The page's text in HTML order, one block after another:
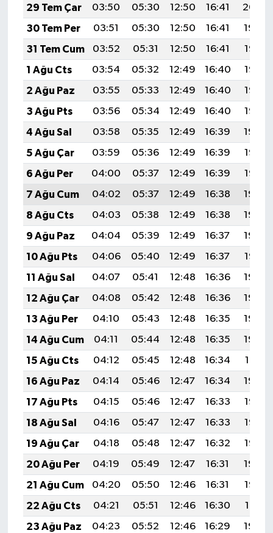
29 Tem Çar
03:50 05:30 12:50 16:41
20:00
30 Tem Per
03:51 05:30 12:50 16:41
19:59
31 Tem Cum
03:52 05:31 12:50 16:41
19:58
1 Ağu Cts
03:54 05:32 12:49 16:40
19:57
2 Ağu Paz
03:55 05:33 12:49 16:40
19:56
3 Ağu Pts
03:56 05:34 12:49 16:40
19:55
4 Ağu Sal
03:58 05:35 12:49 16:39
19:54
5 Ağu Çar
03:59 05:36 12:49 16:39
19:53
6 Ağu Per
04:00 05:37 12:49 16:39
19:52
7 Ağu Cum
04:02 05:37 12:49 16:38
19:50
8 Ağu Cts
04:03 05:38 12:49 16:38
19:49
9 Ağu Paz
04:04 05:39 12:49 16:37
19:48
10 Ağu Pts
04:06 05:40 12:49 16:37
19:47
11 Ağu Sal
04:07 05:41 12:48 16:36
19:46
12 Ağu Çar
04:08 05:42 12:48 16:36
19:44
13 Ağu Per
04:10 05:43 12:48 16:35
19:43
14 Ağu Cum
04:11 05:44 12:48 16:35
19:42
15 Ağu Cts
04:12 05:45 12:48 16:34
19:41
16 Ağu Paz
04:14 05:46 12:47 16:34
19:39
17 Ağu Pts
04:15 05:46 12:47 16:33
19:38
18 Ağu Sal
04:16 05:47 12:47 16:33
19:37
19 Ağu Çar
04:18 05:48 12:47 16:32
19:35
20 Ağu Per
04:19 05:49 12:47 16:31
19:34
21 Ağu Cum
04:20 05:50 12:46 16:31
19:33
22 Ağu Cts
04:21 05:51 12:46 16:30
19:31
23 Ağu Paz
04:23 05:52 12:46 16:29
19:30